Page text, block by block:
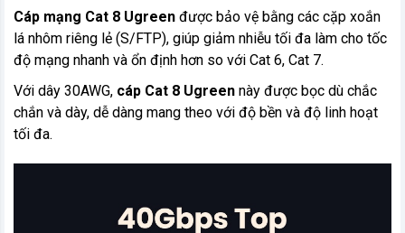
Cáp mạng Cat 8 Ugreen được bảo vệ bằng các cặp xoắn
lá nhôm riêng lẻ (S/FTP), giúp giảm nhiễu tối đa làm cho tốc
độ mạng nhanh và ổn định hơn so với Cat 6, Cat 7.
Với dây 30AWG, cáp Cat 8 Ugreen này được bọc dù chắc
chắn và dày, dễ dàng mang theo với độ bền và độ linh hoạt
tối đa.